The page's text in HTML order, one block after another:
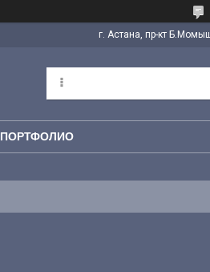
г. Астана, пр-кт
ПОРТФОЛИО